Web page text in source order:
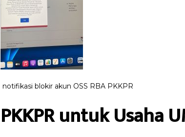
notifikasi blokir akun OSS RBA PKKPR
PKKPR untuk Usaha